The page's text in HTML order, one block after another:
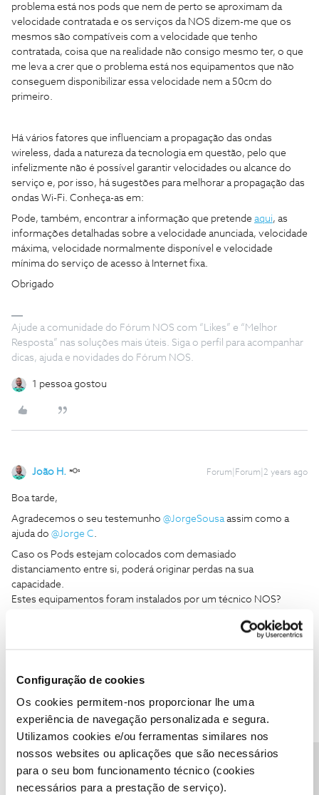
Configuração de cookies
Os cookies permitem-nos proporcionar lhe uma
experiência de navegação personalizada e segura.
Utilizamos cookies e/ou ferramentas similares nos
nossos websites ou aplicações que são necessários
para o seu bom funcionamento técnico (cookies
necessários para a prestação de serviço).
problema está nos pods que nem de perto se aproximam da
velocidade contratada e os serviços da NOS dizem-me que os
mesmos são compatíveis com a velocidade que tenho
contratada, coisa que na realidade não consigo mesmo ter, o que
me leva a crer que o problema está nos equipamentos que não
conseguem disponibilizar essa velocidade nem a 50cm do
primeiro.
Há vários fatores que influenciam a propagação das ondas
wireless, dada a natureza da tecnologia em questão, pelo que
infelizmente não é possível garantir velocidades ou alcance do
serviço e, por isso, há sugestões para melhorar a propagação das
ondas Wi-Fi. Conheça-as em:
Pode, também, encontrar a informação que pretende aqui, as
informações detalhadas sobre a velocidade anunciada, velocidade
máxima, velocidade normalmente disponível e velocidade
mínima do serviço de acesso à Internet fixa.
Obrigado
Ajude a comunidade do Fórum NOS com “Likes” e “Melhor
Resposta” nas soluções mais úteis. Siga o perfil para acompanhar
dicas, ajuda e novidades do Fórum NOS.
1 pessoa gostou
João H. Forum|Forum|2 years ago
Boa tarde,
Agradecemos o seu testemunho @JorgeSousaassim como a
ajuda do @Jorge C.
Caso os Pods estejam colocados com demasiado
distanciamento entre si, poderá originar perdas na sua
capacidade.
Estes equipamentos foram instalados por um técnico NOS?
como "Melhor Resposta" e faça "Like" nos melhores comentários.
sempre a par das ultimas novidades.
1 pessoa gostou